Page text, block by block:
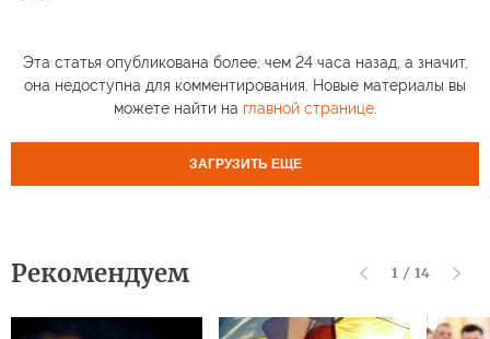
Эта статья опубликована более, чем 24 часа назад, а значит,
она недоступна для комментирования. Новые материалы вы
можете найти на главной странице.
ЗАГРУЗИТЬ ЕЩЕ
Рекомендуем 1 / 14